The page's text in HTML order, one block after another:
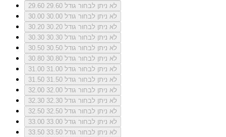
29.60
לא ניתן לבחור גודל 29.60
30.00
לא ניתן לבחור גודל 30.00
30.20
לא ניתן לבחור גודל 30.20
30.30
לא ניתן לבחור גודל 30.30
30.50
לא ניתן לבחור גודל 30.50
30.80
לא ניתן לבחור גודל 30.80
31.00
לא ניתן לבחור גודל 31.00
31.50
לא ניתן לבחור גודל 31.50
32.00
לא ניתן לבחור גודל 32.00
32.30
לא ניתן לבחור גודל 32.30
32.50
לא ניתן לבחור גודל 32.50
33.00
לא ניתן לבחור גודל 33.00
33.50
לא ניתן לבחור גודל 33.50